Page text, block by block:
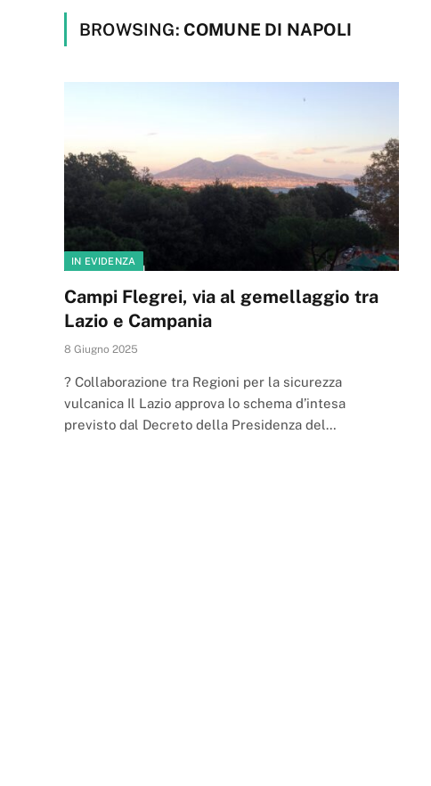
BROWSING: COMUNE DI NAPOLI
IN EVIDENZA
Campi Flegrei, via al gemellaggio tra
Lazio e Campania
8 Giugno 2025
? Collaborazione tra Regioni per la sicurezza
vulcanica Il Lazio approva lo schema d’intesa
previsto dal Decreto della Presidenza del…